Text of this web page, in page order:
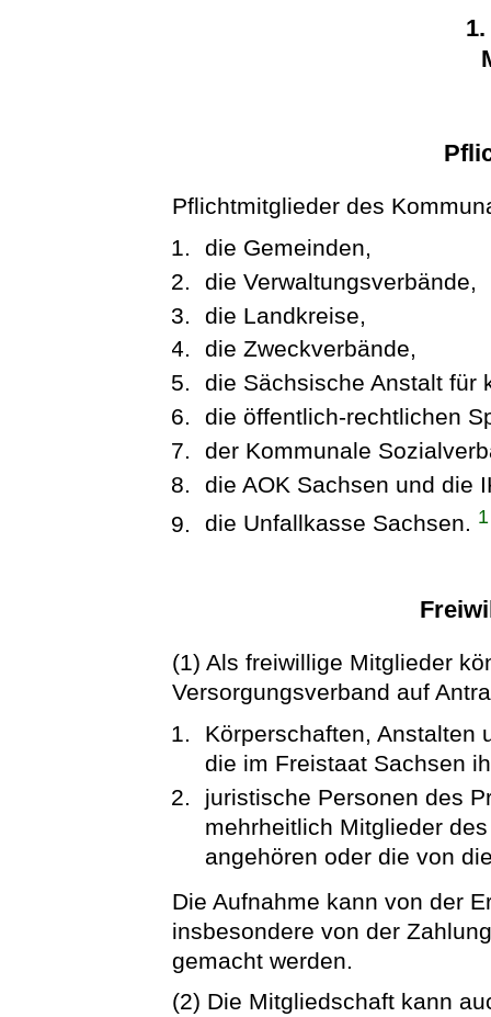
Pflichtmitglieder des
die Gemeinden,
die Verwaltungsverbände,
die Landkreise,
die Zweckverbände,
die Sächsische Anstalt für
die öffentlich-rechtlichen
der Kommunale
die AOK Sachsen und die
die Unfallkasse Sachsen. 1
(1) Als freiwillige Mitglieder
Versorgungsverband auf
Körperschaften, Anstalten
die im Freistaat Sachsen
juristische Personen des
mehrheitlich Mitglieder
angehören oder die von
Die Aufnahme kann von der
insbesondere von der
gemacht werden.
(2) Die Mitgliedschaft kann